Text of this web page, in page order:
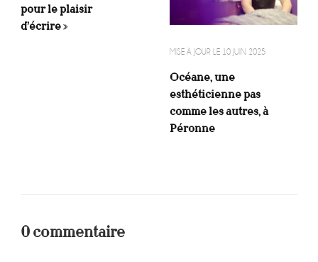
pour le plaisir
d’écrire »
MISE À JOUR LE 10 JUIN 2025
Océane, une
esthéticienne pas
comme les autres, à
Péronne
0 commentaire